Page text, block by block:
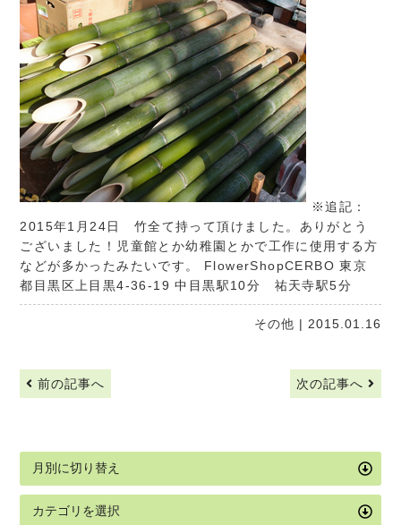
※追記：
2015年1月24日 竹全て持って頂けました。ありがとう
ございました！児童館とか幼稚園とかで工作に使用する方
などが多かったみたいです。 FlowerShopCERBO 東京
都目黒区上目黒4-36-19 中目黒駅10分 祐天寺駅5分
その他 | 2015.01.16
前の記事へ 次の記事へ